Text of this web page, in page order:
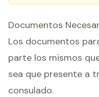
Documentos
Los documentos
parte los mismos
sea que presente a
consulado.